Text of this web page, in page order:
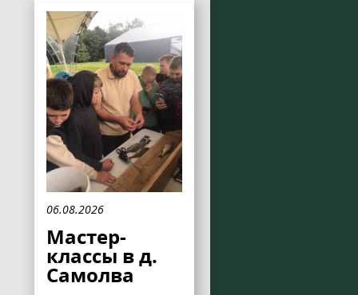
06.08.2026
Мастер-
классы в д.
Самолва